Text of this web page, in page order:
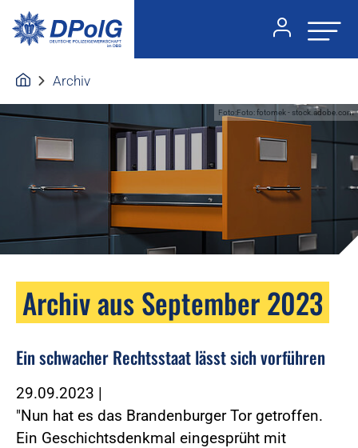
Archiv
Foto:Foto: fotomek - stock.adobe.com
Archiv aus September 2023
Ein schwacher Rechtsstaat lässt sich vorführen
29.09.2023 |
"Nun hat es das Brandenburger Tor getroffen.
Ein Geschichtsdenkmal eingesprüht mit